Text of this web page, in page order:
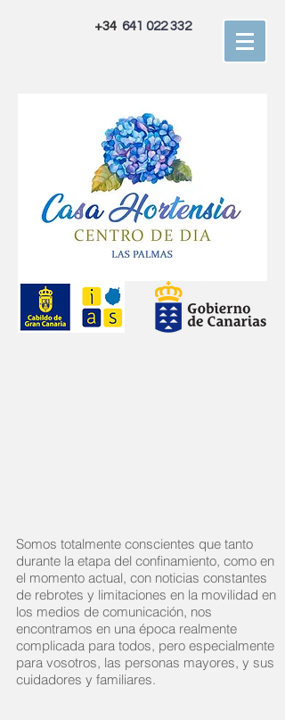
+34 641 022 332
Somos totalmente conscientes que tanto
durante la etapa del confinamiento, como en
el momento actual, con noticias constantes
de rebrotes y limitaciones en la movilidad en
los medios de comunicación, nos
encontramos en una época realmente
complicada para todos, pero especialmente
para vosotros, las personas mayores, y sus
cuidadores y familiares.